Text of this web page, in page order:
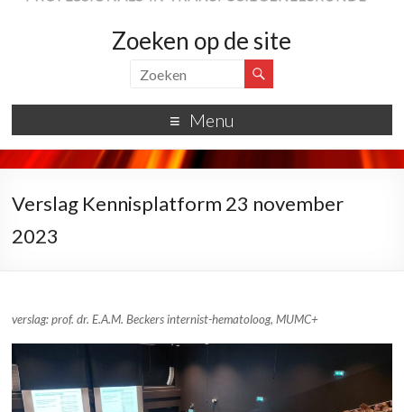
Zoeken op de site
Menu
Verslag Kennisplatform 23 november
2023
verslag: prof. dr. E.A.M. Beckers internist-hematoloog, MUMC+